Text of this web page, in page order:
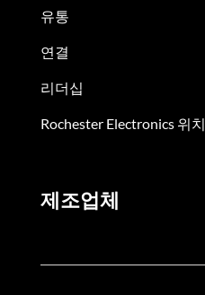
유통
연결
리더십
Rochester Electronics 위치
제조업체